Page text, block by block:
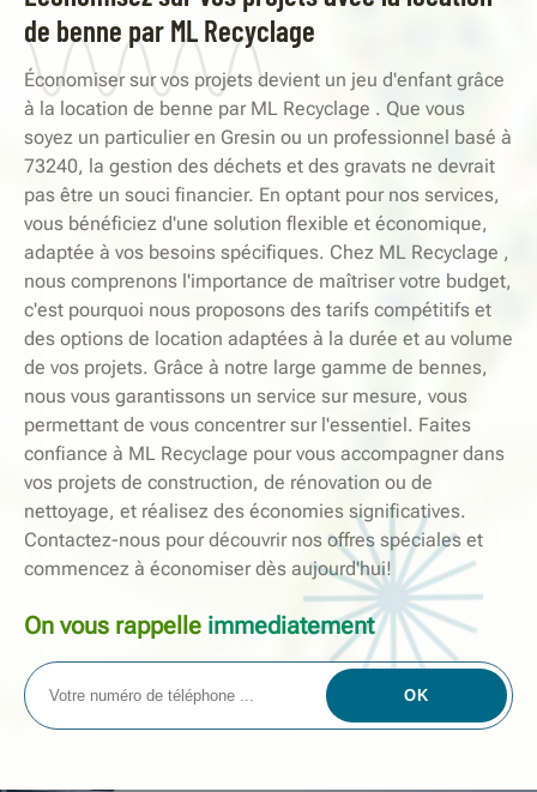
de benne par ML Recyclage
Économiser sur vos projets devient un jeu d'enfant grâce
à la location de benne par ML Recyclage . Que vous
soyez un particulier en Gresin ou un professionnel basé à
73240, la gestion des déchets et des gravats ne devrait
pas être un souci financier. En optant pour nos services,
vous bénéficiez d'une solution flexible et économique,
adaptée à vos besoins spécifiques. Chez ML Recyclage ,
nous comprenons l'importance de maîtriser votre budget,
c'est pourquoi nous proposons des tarifs compétitifs et
des options de location adaptées à la durée et au volume
de vos projets. Grâce à notre large gamme de bennes,
nous vous garantissons un service sur mesure, vous
permettant de vous concentrer sur l'essentiel. Faites
confiance à ML Recyclage pour vous accompagner dans
vos projets de construction, de rénovation ou de
nettoyage, et réalisez des économies significatives.
Contactez-nous pour découvrir nos offres spéciales et
commencez à économiser dès aujourd'hui!
On vous rappelle immediatement